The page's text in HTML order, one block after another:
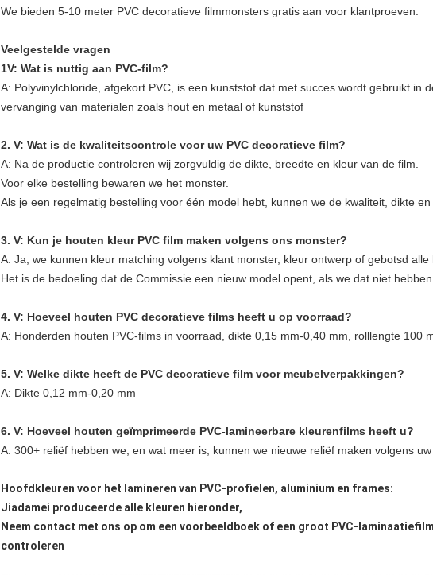
We bieden 5-10 meter PVC decoratieve filmmonsters gratis aan voor klantproeven.
Veelgestelde vragen
1V: Wat is nuttig aan PVC-film?
A: Polyvinylchloride, afgekort PVC, is een kunststof dat met succes wordt gebruikt in
vervanging van materialen zoals hout en metaal of kunststof
2. V: Wat is de kwaliteitscontrole voor uw PVC decoratieve film?
A: Na de productie controleren wij zorgvuldig de dikte, breedte en kleur van de film.
Voor elke bestelling bewaren we het monster.
Als je een regelmatig bestelling voor één model hebt, kunnen we de kwaliteit, dikte
3. V: Kun je houten kleur PVC film maken volgens ons monster?
A: Ja, we kunnen kleur matching volgens klant monster, kleur ontwerp of gebotsd alle
Het is de bedoeling dat de Commissie een nieuw model opent, als we dat niet
4. V: Hoeveel houten PVC decoratieve films heeft u op voorraad?
A: Honderden houten PVC-films in voorraad, dikte 0,15 mm-0,40 mm, rolllengte 100
5. V: Welke dikte heeft de PVC decoratieve film voor meubelverpakkingen?
A: Dikte 0,12 mm-0,20 mm
6. V: Hoeveel houten geïmprimeerde PVC-lamineerbare kleurenfilms heeft u?
A: 300+ reliëf hebben we, en wat meer is, kunnen we nieuwe reliëf maken volgens
Hoofdkleuren voor het lamineren van PVC-profielen, aluminium en frames:
Jiadamei produceerde alle kleuren hieronder,
Neem contact met ons op om een voorbeeldboek of een groot PVC-
controleren